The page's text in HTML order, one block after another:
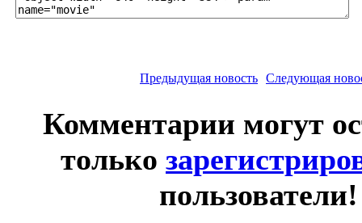
Предыдущая новость Следующая
Комментарии могут
только
пользователи!